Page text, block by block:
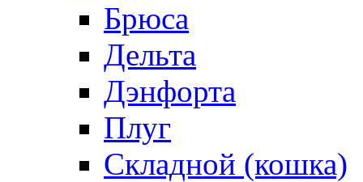
Брюса
Дельта
Дэнфорта
Плуг
Складной (кошка)